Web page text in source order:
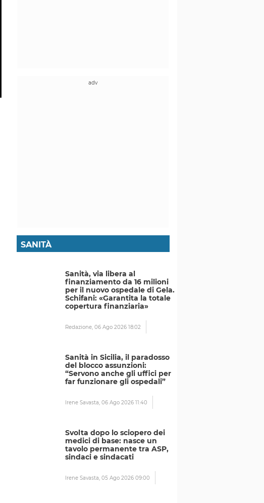
SANITÀ
Sanità, via libera al
finanziamento da 16 milioni
per il nuovo ospedale di Gela.
Schifani: «Garantita la totale
copertura finanziaria»
Redazione, 06 Ago 2026 18:02
Sanità in Sicilia, il paradosso
del blocco assunzioni:
“Servono anche gli uffici per
far funzionare gli ospedali”
Irene Savasta, 06 Ago 2026 11:40
Svolta dopo lo sciopero dei
medici di base: nasce un
tavolo permanente tra ASP,
sindaci e sindacati
Irene Savasta, 05 Ago 2026 09:00